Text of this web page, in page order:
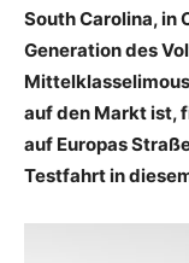
South Carolina, in
Generation des
auf den Markt ist,
auf Europas
Testfahrt in